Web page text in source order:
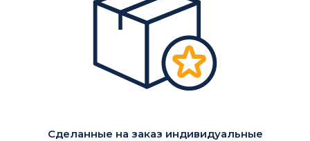
Сделанные на заказ индивидуальные